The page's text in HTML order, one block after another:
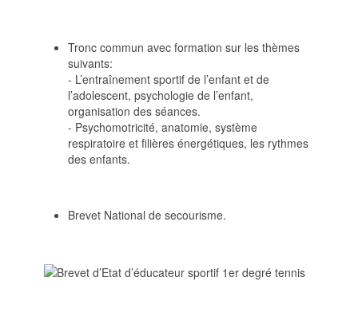
Tronc commun avec formation sur les thèmes
suivants:
- L’entraînement sportif de l’enfant et de
l’adolescent, psychologie de l’enfant,
organisation des séances.
- Psychomotricité, anatomie, système
respiratoire et filières énergétiques, les rythmes
des enfants.
Brevet National de secourisme.